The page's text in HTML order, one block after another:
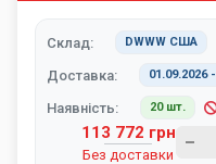
Склад: DWWW США
Доставка: 01.09.2026-
Наявність: 20 шт.
113 772 грн
Без доставки